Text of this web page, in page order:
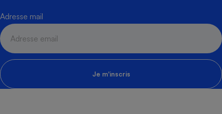
Adresse mail
Je m'inscris